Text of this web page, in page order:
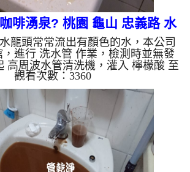
啡湧泉? 桃園 龜山 忠義路 水
管清洗
龍頭常常流出有顏色的水，本公司
進行 洗水管 作業，檢測時並無發
高周波水管清洗機，灌入 檸檬酸 至
約15分，開啟 水管清洗機 ，啟動 螺
始就洗出棕色髒水，越洗就越髒顏
圖片影片，兩個小時後，出水變乾淨
!! 如是自來水，如水管老化，會產生
，洗出來的水就會是咖啡色，地下水
壁上會結成黑色管垢，洗出來的水會
有些洗出綠色的水，是因為裡面有銅
的物質，生鏽產生...
觀看次數：3360